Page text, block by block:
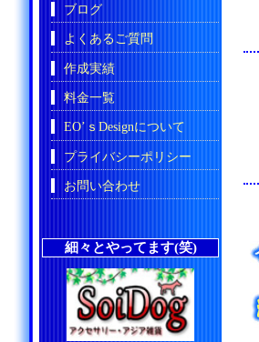
ブログ
よくあるご質問
作成実績
料金一覧
EO’ｓDesignについて
プライバシーポリシー
お問い合わせ
細々とやってます(笑)